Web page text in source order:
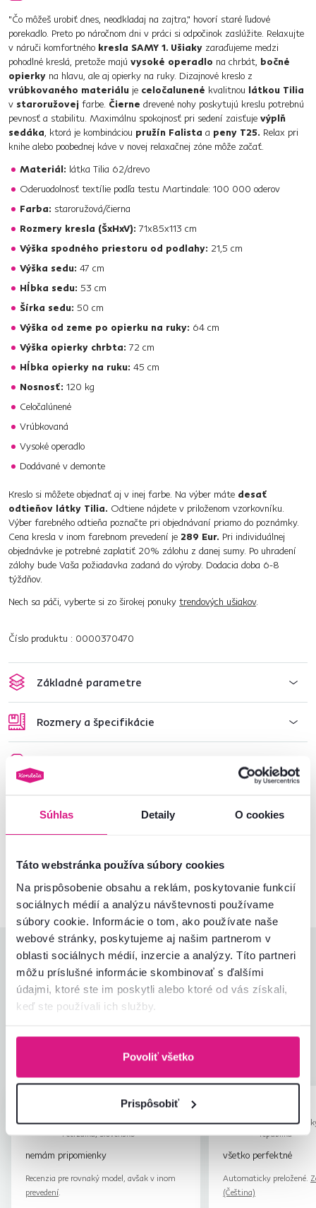
Súhlas Detaily O cookies
Táto webstránka používa súbory cookies
Na prispôsobenie obsahu a reklám, poskytovanie funkcií
sociálnych médií a analýzu návštevnosti používame
súbory cookie. Informácie o tom, ako používate naše
webové stránky, poskytujeme aj našim partnerom v
oblasti sociálnych médií, inzercie a analýzy. Títo partneri
môžu príslušné informácie skombinovať s ďalšími
údajmi, ktoré ste im poskytli alebo ktoré od vás získali,
keď ste používali ich služby.
Povoliť všetko
Prispôsobiť
"Čo môžeš urobiť dnes, neodkladaj na zajtra," hovorí staré ľudové
porekadlo. Preto po náročnom dni v práci si odpočinok zaslúžite. Relaxujte
v náruči komfortného kresla SAMY 1. Ušiaky zaraďujeme medzi
pohodlné kreslá, pretože majú vysoké operadlo na chrbát, bočné
opierky na hlavu, ale aj opierky na ruky. Dizajnové kreslo z
vrúbkovaného materiálu je celočalunené kvalitnou látkou Tilia
v staroružovej farbe. Čierne drevené nohy poskytujú kreslu potrebnú
pevnosť a stabilitu. Maximálnu spokojnosť pri sedení zaisťuje výplň
sedáka, ktorá je kombináciou pružín Falista a peny T25. Relax pri
knihe alebo poobednej káve v novej relaxačnej zóne môže začať.
Materiál: látka Tilia 62/drevo
Oderuodolnosť textílie podľa testu Martindale: 100 000 oderov
Farba: staroružová/čierna
Rozmery kresla (ŠxHxV): 71x85x113 cm
Výška spodného priestoru od podlahy: 21,5 cm
Výška sedu: 47 cm
Hĺbka sedu: 53 cm
Šírka sedu: 50 cm
Výška od zeme po opierku na ruky: 64 cm
Výška opierky chrbta: 72 cm
Hĺbka opierky na ruku: 45 cm
Nosnosť: 120 kg
Celočalúnené
Vrúbkovaná
Vysoké operadlo
Dodávané v demonte
Kreslo si môžete objednať aj v inej farbe. Na výber máte desať
odtieňov látky Tilia. Odtiene nájdete v priloženom vzorkovníku.
Výber farebného odtieňa poznačte pri objednávaní priamo do poznámky.
Cena kresla v inom farebnom prevedení je 289 Eur. Pri individuálnej
objednávke je potrebné zaplatiť 20% zálohu z danej sumy. Po uhradení
zálohy bude Vaša požiadavka zadaná do výroby. Dodacia doba 6-8
týždňov.
Nech sa páči, vyberte si zo širokej ponuky trendových ušiakov.
Číslo produktu : 0000370470
Základné parametre
Rozmery a špecifikácie
Nenašli ste požadované informácie?
02/ 40 100 100 Spustiť chat
Hodnotenia produktu
4,9
4recenzie
Jednoduchosť montáže
5,0
Kvalita výrobku
Zabalenie výrobku
5,0
Pomer hodnoty a ceny
26.11.2024, Bratislava-
Petržalka, Slovensko
4.4 hviezdičky
nemám pripomienky
Recenzia pre rovnaký model, avšak v inom
prevedení.
29.12.2025,
republika
všetko perfektné
Automaticky preložené.
(Čeština)